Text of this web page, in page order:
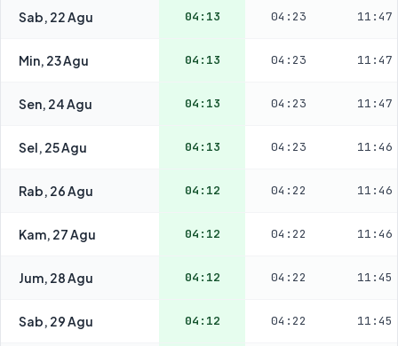
Sab, 22 Agu 04:13 04:23 11:47
Min, 23 Agu 04:13 04:23 11:47
Sen, 24 Agu 04:13 04:23 11:47
Sel, 25 Agu 04:13 04:23 11:46
Rab, 26 Agu 04:12 04:22 11:46
Kam, 27 Agu 04:12 04:22 11:46
Jum, 28 Agu 04:12 04:22 11:45
Sab, 29 Agu 04:12 04:22 11:45